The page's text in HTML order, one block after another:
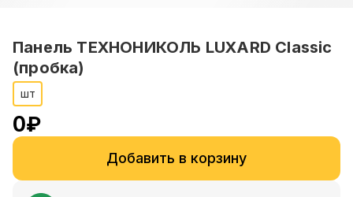
Панель ТЕХНОНИКОЛЬ LUXARD Classic
(пробка)
шт
0₽
Добавить в корзину